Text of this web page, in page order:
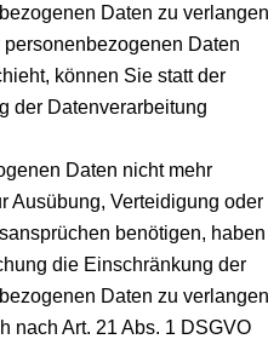
Daten zu
Daten
können Sie statt der
der Datenverarbeitung
Daten nicht mehr
Ausübung, Verteidigung oder
benötigen, haben
die Einschränkung der
Daten zu
nach Art. 21 Abs. 1 DSGVO